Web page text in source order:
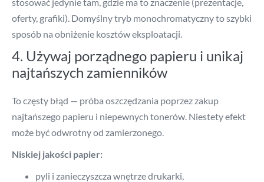
oferty, grafiki). Domyślny tryb monochromatyczny to szybki
sposób na obniżenie kosztów eksploatacji.
4. Używaj porządnego papieru i unikaj
najtańszych zamienników
To częsty błąd — próba oszczędzania poprzez zakup
najtańszego papieru i niepewnych tonerów. Niestety efekt
może być odwrotny od zamierzonego.
Niskiej jakości papier:
pyli i zanieczyszcza wnętrze drukarki,